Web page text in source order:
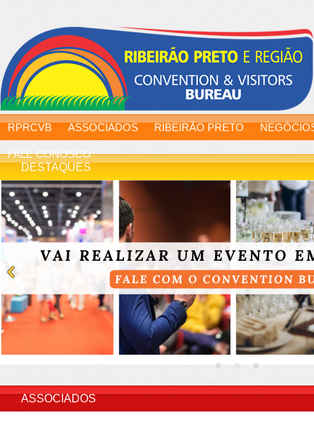
RPRCVB ASSOCIADOS RIBEIRÃO PRETO
FALE CONOSCO
DESTAQUES
ASSOCIADOS